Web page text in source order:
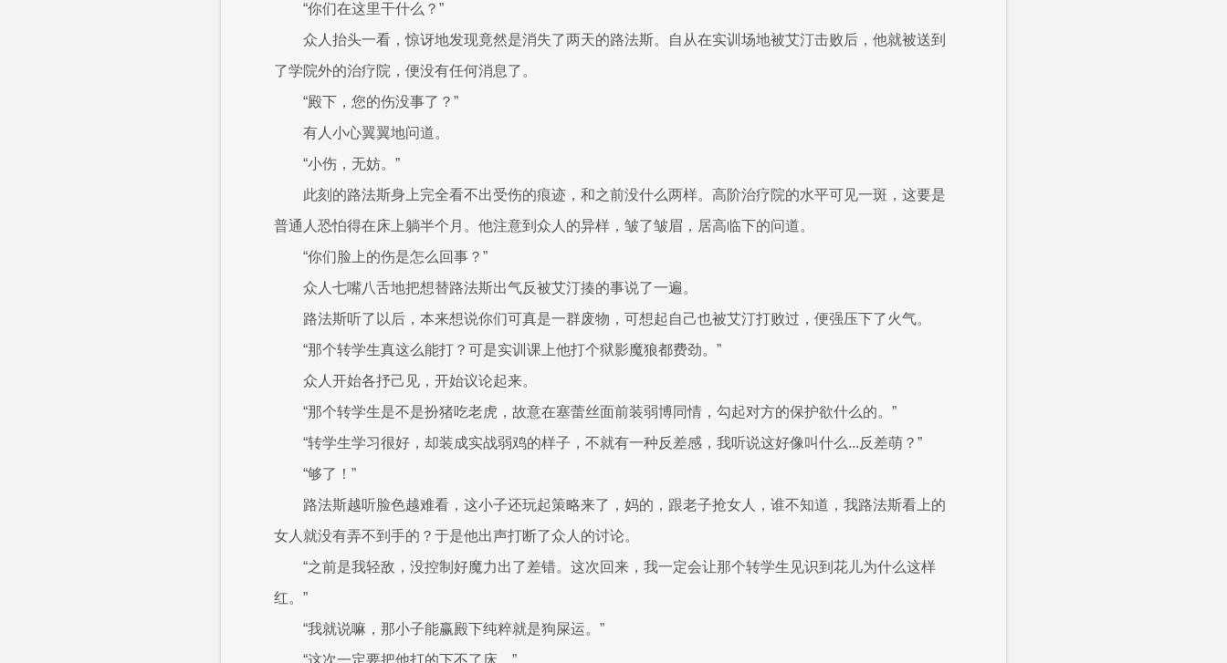
“你们在这里干什么？”
众人抬头一看，惊讶地发现竟然是消失了两天的路法斯。自从在实训场地被艾汀击败后，他就被送到
了学院外的治疗院，便没有任何消息了。
“殿下，您的伤没事了？”
有人小心翼翼地问道。
“小伤，无妨。”
此刻的路法斯身上完全看不出受伤的痕迹，和之前没什么两样。高阶治疗院的水平可见一斑，这要是
普通人恐怕得在床上躺半个月。他注意到众人的异样，皱了皱眉，居高临下的问道。
“你们脸上的伤是怎么回事？”
众人七嘴八舌地把想替路法斯出气反被艾汀揍的事说了一遍。
路法斯听了以后，本来想说你们可真是一群废物，可想起自己也被艾汀打败过，便强压下了火气。
“那个转学生真这么能打？可是实训课上他打个狱影魔狼都费劲。”
众人开始各抒己见，开始议论起来。
“那个转学生是不是扮猪吃老虎，故意在塞蕾丝面前装弱博同情，勾起对方的保护欲什么的。”
“转学生学习很好，却装成实战弱鸡的样子，不就有一种反差感，我听说这好像叫什么...反差萌？”
“够了！”
路法斯越听脸色越难看，这小子还玩起策略来了，妈的，跟老子抢女人，谁不知道，我路法斯看上的
女人就没有弄不到手的？于是他出声打断了众人的讨论。
“之前是我轻敌，没控制好魔力出了差错。这次回来，我一定会让那个转学生见识到花儿为什么这样
红。”
“我就说嘛，那小子能赢殿下纯粹就是狗屎运。”
“这次一定要把他打的下不了床。”